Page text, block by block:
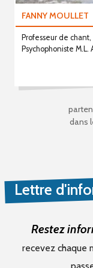
FANNY MOULLET
Professeur de
Psychophoniste M.L.
dans
Lettre
Restez
recevez chaque